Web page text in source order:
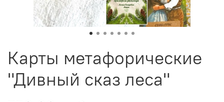
Карты метафорические
"Дивный сказ леса"